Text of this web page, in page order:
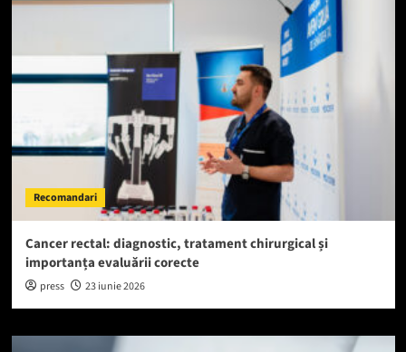
Recomandari
Cancer rectal: diagnostic, tratament chirurgical și
importanța evaluării corecte
press 23 iunie 2026